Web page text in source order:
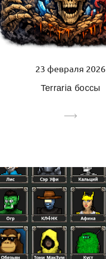
23 февраля 2026
Terraria боссы